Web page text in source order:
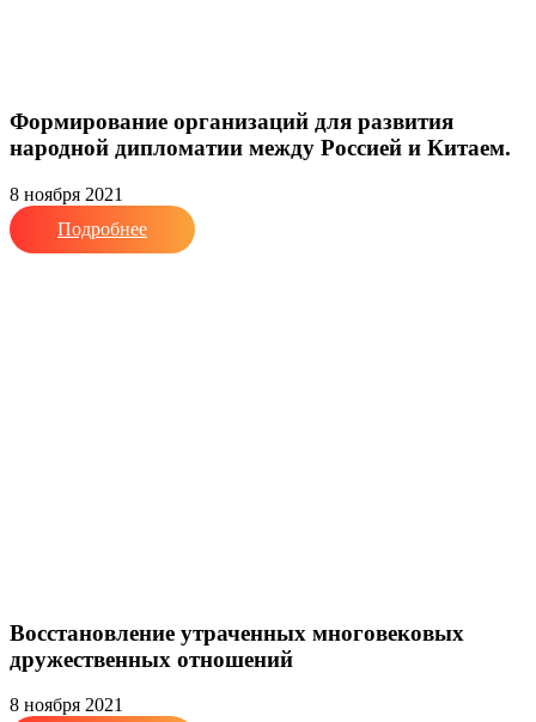
Формирование организаций для развития
народной дипломатии между Россией и Китаем.
8 ноября 2021
Подробнее
Восстановление утраченных многовековых
дружественных отношений
8 ноября 2021